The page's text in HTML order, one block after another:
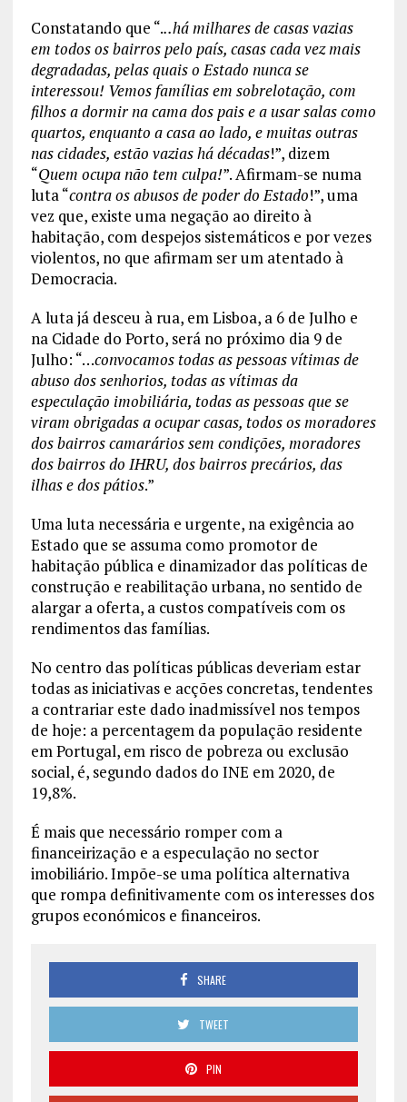
Constatando que “...há milhares de casas vazias
em todos os bairros pelo país, casas cada vez mais
degradadas, pelas quais o Estado nunca se
interessou! Vemos famílias em sobrelotação, com
filhos a dormir na cama dos pais e a usar salas como
quartos, enquanto a casa ao lado, e muitas outras
nas cidades, estão vazias há décadas!”, dizem
“Quem ocupa não tem culpa!”. Afirmam-se numa
luta “contra os abusos de poder do Estado!”, uma
vez que, existe uma negação ao direito à
habitação, com despejos sistemáticos e por vezes
violentos, no que afirmam ser um atentado à
Democracia.
A luta já desceu à rua, em Lisboa, a 6 de Julho e
na Cidade do Porto, será no próximo dia 9 de
Julho: “…convocamos todas as pessoas vítimas de
abuso dos senhorios, todas as vítimas da
especulação imobiliária, todas as pessoas que se
viram obrigadas a ocupar casas, todos os moradores
dos bairros camarários sem condições, moradores
dos bairros do IHRU, dos bairros precários, das
ilhas e dos pátios.”
Uma luta necessária e urgente, na exigência ao
Estado que se assuma como promotor de
habitação pública e dinamizador das políticas de
construção e reabilitação urbana, no sentido de
alargar a oferta, a custos compatíveis com os
rendimentos das famílias.
No centro das políticas públicas deveriam estar
todas as iniciativas e acções concretas, tendentes
a contrariar este dado inadmissível nos tempos
de hoje: a percentagem da população residente
em Portugal, em risco de pobreza ou exclusão
social, é, segundo dados do INE em 2020, de
19,8%.
É mais que necessário romper com a
financeirização e a especulação no sector
imobiliário. Impõe-se uma política alternativa
que rompa definitivamente com os interesses dos
grupos económicos e financeiros.
SHARE
TWEET
PIN